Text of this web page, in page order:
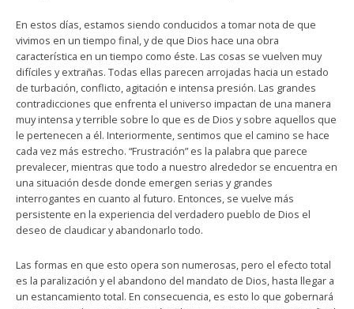
En estos días, estamos siendo conducidos a tomar nota de que
vivimos en un tiempo final, y de que Dios hace una obra
característica en un tiempo como éste. Las cosas se vuelven muy
difíciles y extrañas. Todas ellas parecen arrojadas hacia un estado
de turbación, conflicto, agitación e intensa presión. Las grandes
contradicciones que enfrenta el universo impactan de una manera
muy intensa y terrible sobre lo que es de Dios y sobre aquellos que
le pertenecen a él. Interiormente, sentimos que el camino se hace
cada vez más estrecho. “Frustración” es la palabra que parece
prevalecer, mientras que todo a nuestro alrededor se encuentra en
una situación desde donde emergen serias y grandes
interrogantes en cuanto al futuro. Entonces, se vuelve más
persistente en la experiencia del verdadero pueblo de Dios el
deseo de claudicar y abandonarlo todo.
Las formas en que esto opera son numerosas, pero el efecto total
es la paralización y el abandono del mandato de Dios, hasta llegar a
un estancamiento total. En consecuencia, es esto lo que gobernará